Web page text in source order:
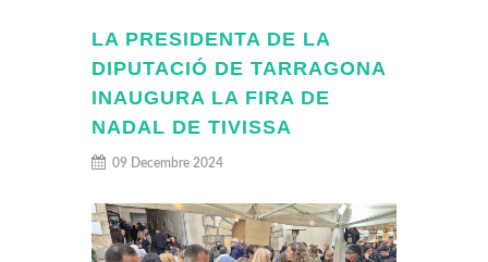
LA PRESIDENTA DE LA
DIPUTACIÓ DE TARRAGONA
INAUGURA LA FIRA DE
NADAL DE TIVISSA
09 Decembre 2024